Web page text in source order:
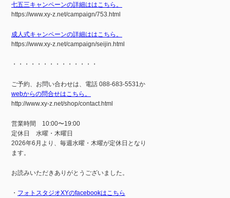
七五三キャンペーンの詳細ははこちら。
https://www.xy-z.net/campaign/753.html
成人式キャンペーンの詳細ははこちら。
https://www.xy-z.net/campaign/seijin.html
・・・・・・・・・・・・・・
ご予約、お問い合わせは、電話 088-683-5531か
webからの問合せはこちら。
http://www.xy-z.net/shop/contact.html
営業時間 10:00〜19:00
定休日 水曜・木曜日
2026年6月より、毎週水曜・木曜が定休日となり
ます。
お読みいただきありがとうございました。
・ フォトスタジオXYのfacebookはこちら